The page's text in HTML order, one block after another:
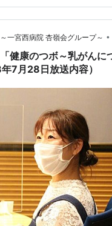
たので調べてみたい！！
て行くことにしました。
、乳児を連れて行っていい
認すると、一人で待って
検査室に一緒に入れ…
一宮西病院 杏嶺会グループ～ •
健康のつボ～乳がんに
7月28日放送内容）